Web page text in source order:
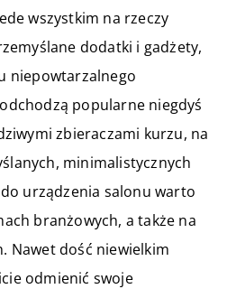
wszystkim na rzeczy
dodatki i gadżety,
niepowtarzalnego
popularne niegdyś
zbieraczami kurzu, na
minimalistycznych
urządzenia salonu warto
branżowych, a także na
Nawet dość niewielkim
odmienić swoje